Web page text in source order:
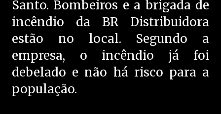
Santo. Bombeiros e a brigada de
incêndio da BR Distribuidora
estão no local. Segundo a
empresa, o incêndio já foi
debelado e não há risco para a
população.